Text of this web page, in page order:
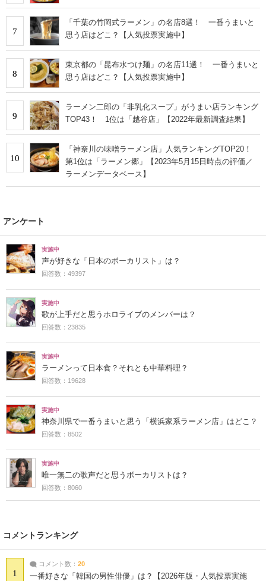
7
「千葉の竹岡式ラーメン」の名店8選！ 一番うまいと
思う店はどこ？【人気投票実施中】
8
東京都の「昆布水つけ麺」の名店11選！ 一番うまいと
思う店はどこ？【人気投票実施中】
9
ラーメン二郎の「非乳化スープ」がうまい店ランキング
TOP43！ 1位は「越谷店」【2022年最新調査結果】
10
「神奈川の味噌ラーメン店」人気ランキングTOP20！
第1位は「ラーメン郷」【2023年5月15日時点の評価／
ラーメンデータベース】
アンケート
実施中
声が好きな「日本のボーカリスト」は？
回答数：49397
実施中
歌が上手だと思うホロライブのメンバーは？
回答数：23835
実施中
ラーメンって日本食？それとも中華料理？
回答数：19628
実施中
神奈川県で一番うまいと思う「横浜家系ラーメン店」はどこ？
回答数：8502
実施中
唯一無二の歌声だと思うボーカリストは？
回答数：8060
コメントランキング
1
コメント数： 20
一番好きな「韓国の男性俳優」は？【2026年版・人気投票実施